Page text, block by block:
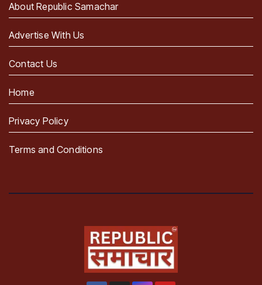
About Republic Samachar
Advertise With Us
Contact Us
Home
Privacy Policy
Terms and Conditions